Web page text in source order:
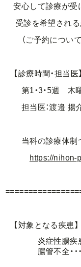
安心して診療が受
受診を希望される
（ご予約について
【診療時間・担当医】
第1・3・5週 木曜
担当医：渡邉 揚
当科の診療体制つ
https://nihon-
【対象となる疾患】
炎症性腸疾患・
腸管不全・・・・
腸管運動機能